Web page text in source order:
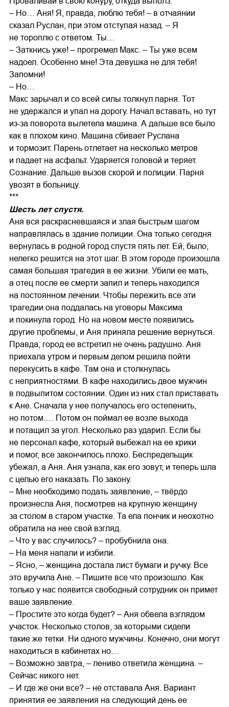
– Но… Аня! Я, правда, люблю тебя! – в отчаянии
сказал Руслан, при этом отступая назад. – Я
не тороплю с ответом. Ты…
– Заткнись уже! – прогремел Макс. – Ты уже всем
надоел. Особенно мне! Эта девушка не для тебя!
Запомни!
– Но…
Макс зарычал и со всей силы толкнул парня. Тот
не удержался и упал на дорогу. Начал вставать, но тут
из-за поворота вылетела машина. А дальше все было
как в плохом кино. Машина сбивает Руслана
и тормозит. Парень отлетает на несколько метров
и падает на асфальт. Ударяется головой и теряет.
Сознание. Дальше вызов скорой и полиции. Парня
увозят в больницу.
***
Шесть лет спустя.
Аня вся раскрасневшаяся и злая быстрым шагом
направлялась в здание полиции. Она только сегодня
вернулась в родной город спустя пять лет. Ей, было,
нелегко решится на этот шаг. В этом городе произошла
самая большая трагедия в ее жизни. Убили ее мать,
а отец после ее смерти запил и теперь находился
на постоянном лечении. Чтобы пережить все эти
трагедии она поддалась на уговоры Максима
и покинула город. Но на новом месте появились
другие проблемы, и Аня приняла решение вернуться.
Правда, город ее встретил не очень радушно. Аня
приехала утром и первым делом решила пойти
перекусить в кафе. Там она и столкнулась
с неприятностями. В кафе находились двое мужчин
в подвыпитом состоянии. Один из них стал приставать
к Ане. Сначала у нее получалось его остепенить,
но потом.… Потом он поймал ее возле выхода
и потащил за угол. Несколько раз ударил. Если бы
не персонал кафе, который выбежал на ее крики
и помог, все закончилось плохо. Беспредельщик
убежал, а Аня. Аня узнала, как его зовут, и теперь шла
с целью его наказать. По закону.
– Мне необходимо подать заявление, – твёрдо
произнесла Аня, посмотрев на крупную женщину
за столом в старом участке. Та ела пончик и неохотно
обратила на нее свой взгляд.
– Что у вас случилось? – пробубнила она.
– На меня напали и избили.
– Ясно, – женщина достала лист бумаги и ручку. Все
это вручила Ане. – Пишите все что произошло. Как
только у нас появится свободный сотрудник он примет
ваше заявление.
– Простите это когда будет? – Аня обвела взглядом
участок. Несколько столов, за которыми сидели
такие же тетки. Ни одного мужчины. Конечно, они могут
находиться в кабинетах но…
– Возможно завтра, – лениво ответила женщина. –
Сейчас никого нет.
– И где же они все? – не отставала Аня. Вариант
принятия ее заявления на следующий день ее